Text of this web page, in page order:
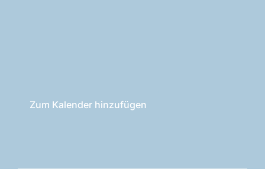
Zum Kalender hinzufügen